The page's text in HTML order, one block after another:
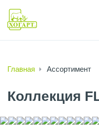
Главная Ассортимент
Коллекция